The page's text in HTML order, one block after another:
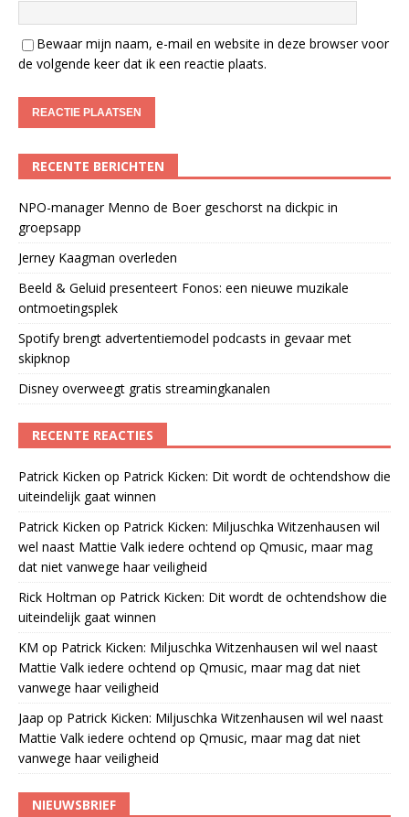
Bewaar mijn naam, e-mail en website in deze browser voor
de volgende keer dat ik een reactie plaats.
RECENTE BERICHTEN
NPO-manager Menno de Boer geschorst na dickpic in
groepsapp
Jerney Kaagman overleden
Beeld & Geluid presenteert Fonos: een nieuwe muzikale
ontmoetingsplek
Spotify brengt advertentiemodel podcasts in gevaar met
skipknop
Disney overweegt gratis streamingkanalen
RECENTE REACTIES
Patrick Kicken op Patrick Kicken: Dit wordt de ochtendshow die
uiteindelijk gaat winnen
Patrick Kicken op Patrick Kicken: Miljuschka Witzenhausen wil
wel naast Mattie Valk iedere ochtend op Qmusic, maar mag
dat niet vanwege haar veiligheid
Rick Holtman op Patrick Kicken: Dit wordt de ochtendshow die
uiteindelijk gaat winnen
KM op Patrick Kicken: Miljuschka Witzenhausen wil wel naast
Mattie Valk iedere ochtend op Qmusic, maar mag dat niet
vanwege haar veiligheid
Jaap op Patrick Kicken: Miljuschka Witzenhausen wil wel naast
Mattie Valk iedere ochtend op Qmusic, maar mag dat niet
vanwege haar veiligheid
NIEUWSBRIEF